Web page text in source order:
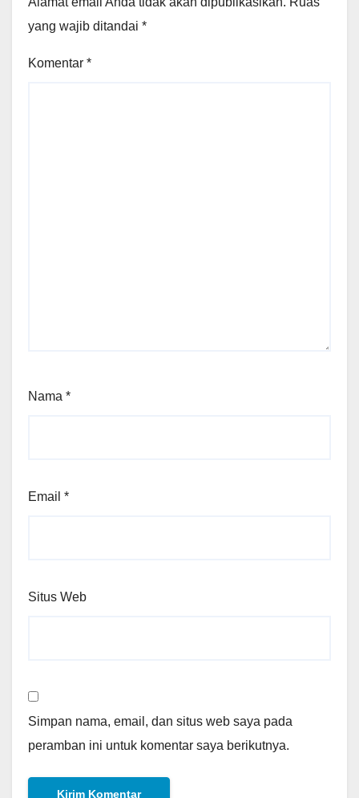
yang wajib ditandai *
Komentar *
Nama *
Email *
Situs Web
Simpan nama, email, dan situs web saya pada
peramban ini untuk komentar saya berikutnya.